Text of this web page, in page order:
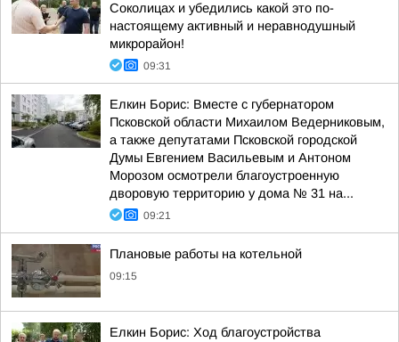
Соколицах и убедились какой это по-
настоящему активный и неравнодушный
микрорайон!
09:31
Елкин Борис: Вместе с губернатором
Псковской области Михаилом Ведерниковым,
а также депутатами Псковской городской
Думы Евгением Васильевым и Антоном
Морозом осмотрели благоустроенную
дворовую территорию у дома № 31 на...
09:21
Плановые работы на котельной
09:15
Елкин Борис: Ход благоустройства